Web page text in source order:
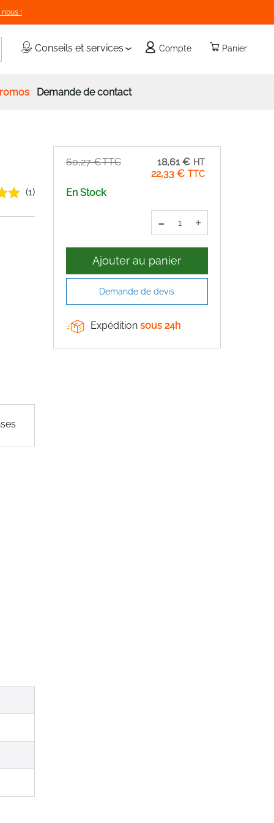
!
Panier
Conseils et services Compte
Rechercher
Demande de contact
(1)
Prix
Spécial
22,33 €
18,61 €
60,27 €
En Stock
- +
Ajouter au panier
Demande de devis
Expédition sous 24h